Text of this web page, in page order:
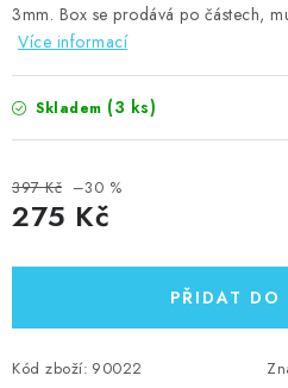
3mm. Box se prodává po částech,
Více informací
Skladem (3 ks)
397 Kč –30 %
275 Kč
PŘIDAT DO
Kód zboží: 90022